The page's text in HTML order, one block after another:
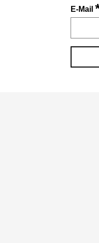
E-Mail